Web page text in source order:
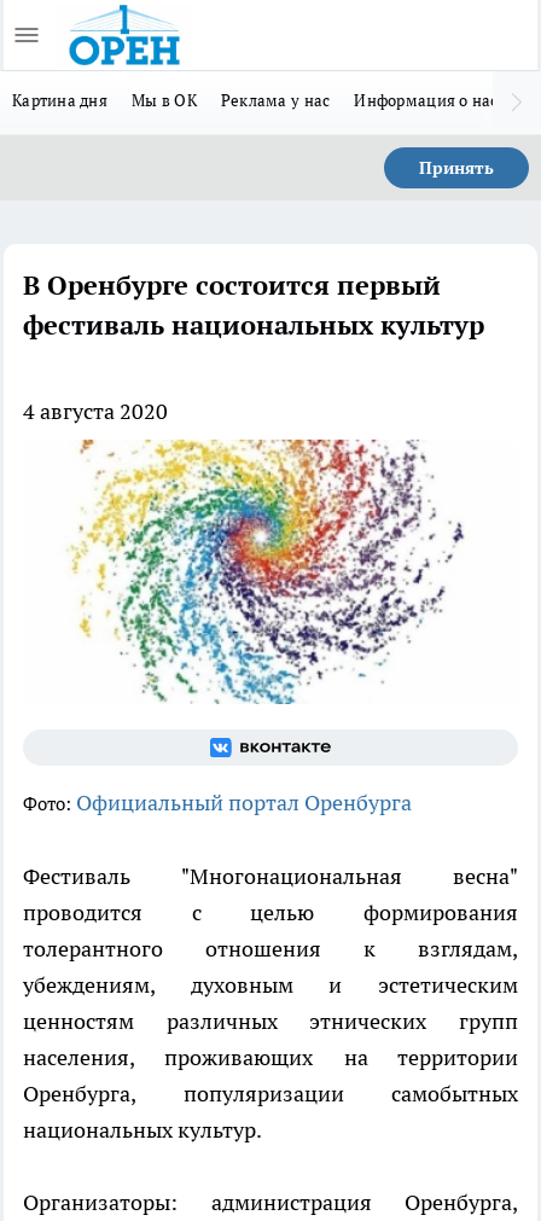
Картина дня Мы в ОК Реклама у нас Информация о нас
Принять
В Оренбурге состоится первый
фестиваль национальных культур
4 августа 2020
Фото: Официальный портал Оренбурга
Фестиваль "Многонациональная весна"
проводится с целью формирования
толерантного отношения к взглядам,
убеждениям, духовным и эстетическим
ценностям различных этнических групп
населения, проживающих на территории
Оренбурга, популяризации самобытных
национальных культур.
Организаторы: администрация Оренбурга,